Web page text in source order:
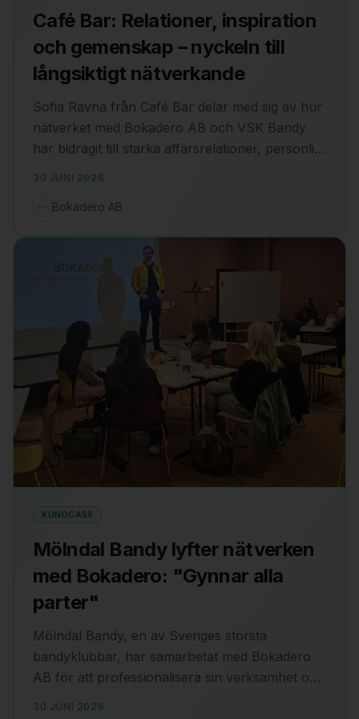
Café Bar: Relationer, inspiration
och gemenskap – nyckeln till
långsiktigt nätverkande
Sofia Ravna från Café Bar delar med sig av hur
nätverket med Bokadero AB och VSK Bandy
har bidragit till starka affärsrelationer, personlig
30 JUNI 2026
Bokadero AB
KUNDCASE
Mölndal Bandy lyfter nätverken
med Bokadero: "Gynnar alla
parter"
Mölndal Bandy, en av Sveriges största
bandyklubbar, har samarbetat med Bokadero
AB för att professionalisera sin verksamhet och
30 JUNI 2026